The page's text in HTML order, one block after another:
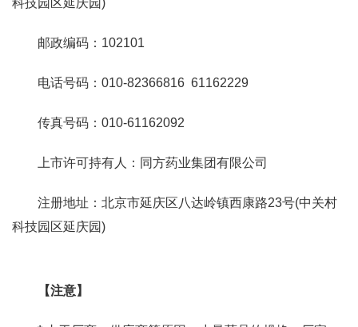
科技园区延庆园)
邮政编码：102101
电话号码：010-82366816 61162229
传真号码：010-61162092
上市许可持有人：同方药业集团有限公司
注册地址：北京市延庆区八达岭镇西康路23号(中关村
科技园区延庆园)
【注意】